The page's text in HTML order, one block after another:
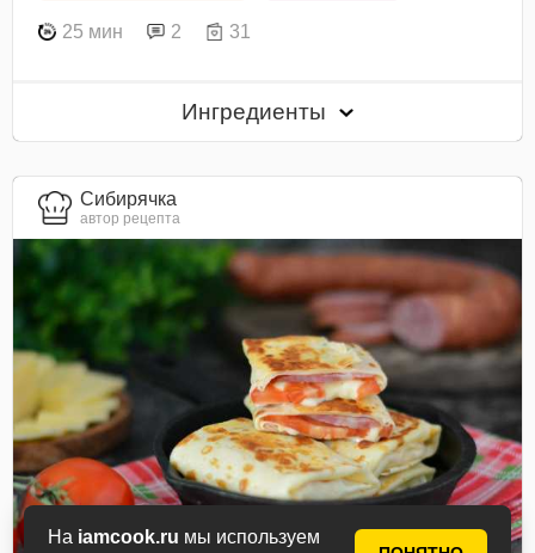
На iamcook.ru мы используем
25 мин 2 31
Ингредиенты
Сибирячка
автор рецепта